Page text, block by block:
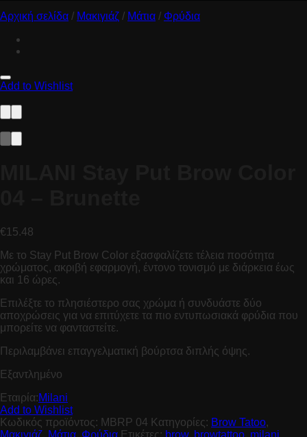
Αρχική σελίδα / Μακιγιάζ / Μάτια / Φρύδια
Add to Wishlist
€15.48
Με το Stay Put Brow Color εξασφαλίζετε τέλεια ποσότητα
χρώματος, ακριβή εφαρμογή, έντονο τονισμό με διάρκεια έως
και 16 ώρες.
Επιλέξτε το πλησιέστερο σας χρώμα ή συνδυάστε δύο
αποχρώσεις για να επιτύχετε τα πιο εντυπωσιακά φρύδια που
μπορείτε να φανταστείτε.
Περιλαμβάνει επαγγελματική βούρτσα διπλής όψης.
Εξαντλημένο
Εταιρία:Milani
Add to Wishlist
Κωδικός προϊόντος: MBRP 04 Κατηγορίες: Brow Tatoo,
Μακιγιάζ, Μάτια, Φρύδια Ετικέτες: brow, browtattoo, milani